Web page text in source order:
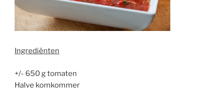
Ingrediënten
+/- 650 g tomaten
Halve komkommer